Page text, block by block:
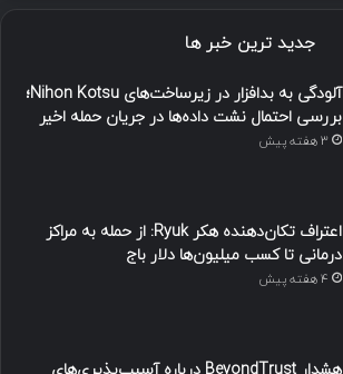
جدید ترین خبر ها
آلودگی به بدافزار در زیرساخت‌های Nihon Kotsu؛
بررسی احتمال نشت داده‌ها در جریان حمله اخیر
3 هفته پیش
اعتراف تکان‌دهنده هکر Ryuk: از حمله به مراکز
درمانی تا کسب میلیون‌ها دلار باج
4 هفته پیش